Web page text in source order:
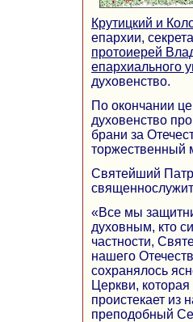
Крутицкий и
епархии,
протоиерей
епархиального
духовенство.
По окончании
духовенство
брани за
торжественный
Святейший
«Все мы
духовным, кто
частности,
нашего
сохранялось
Церкви,
проистекает из
преподобный